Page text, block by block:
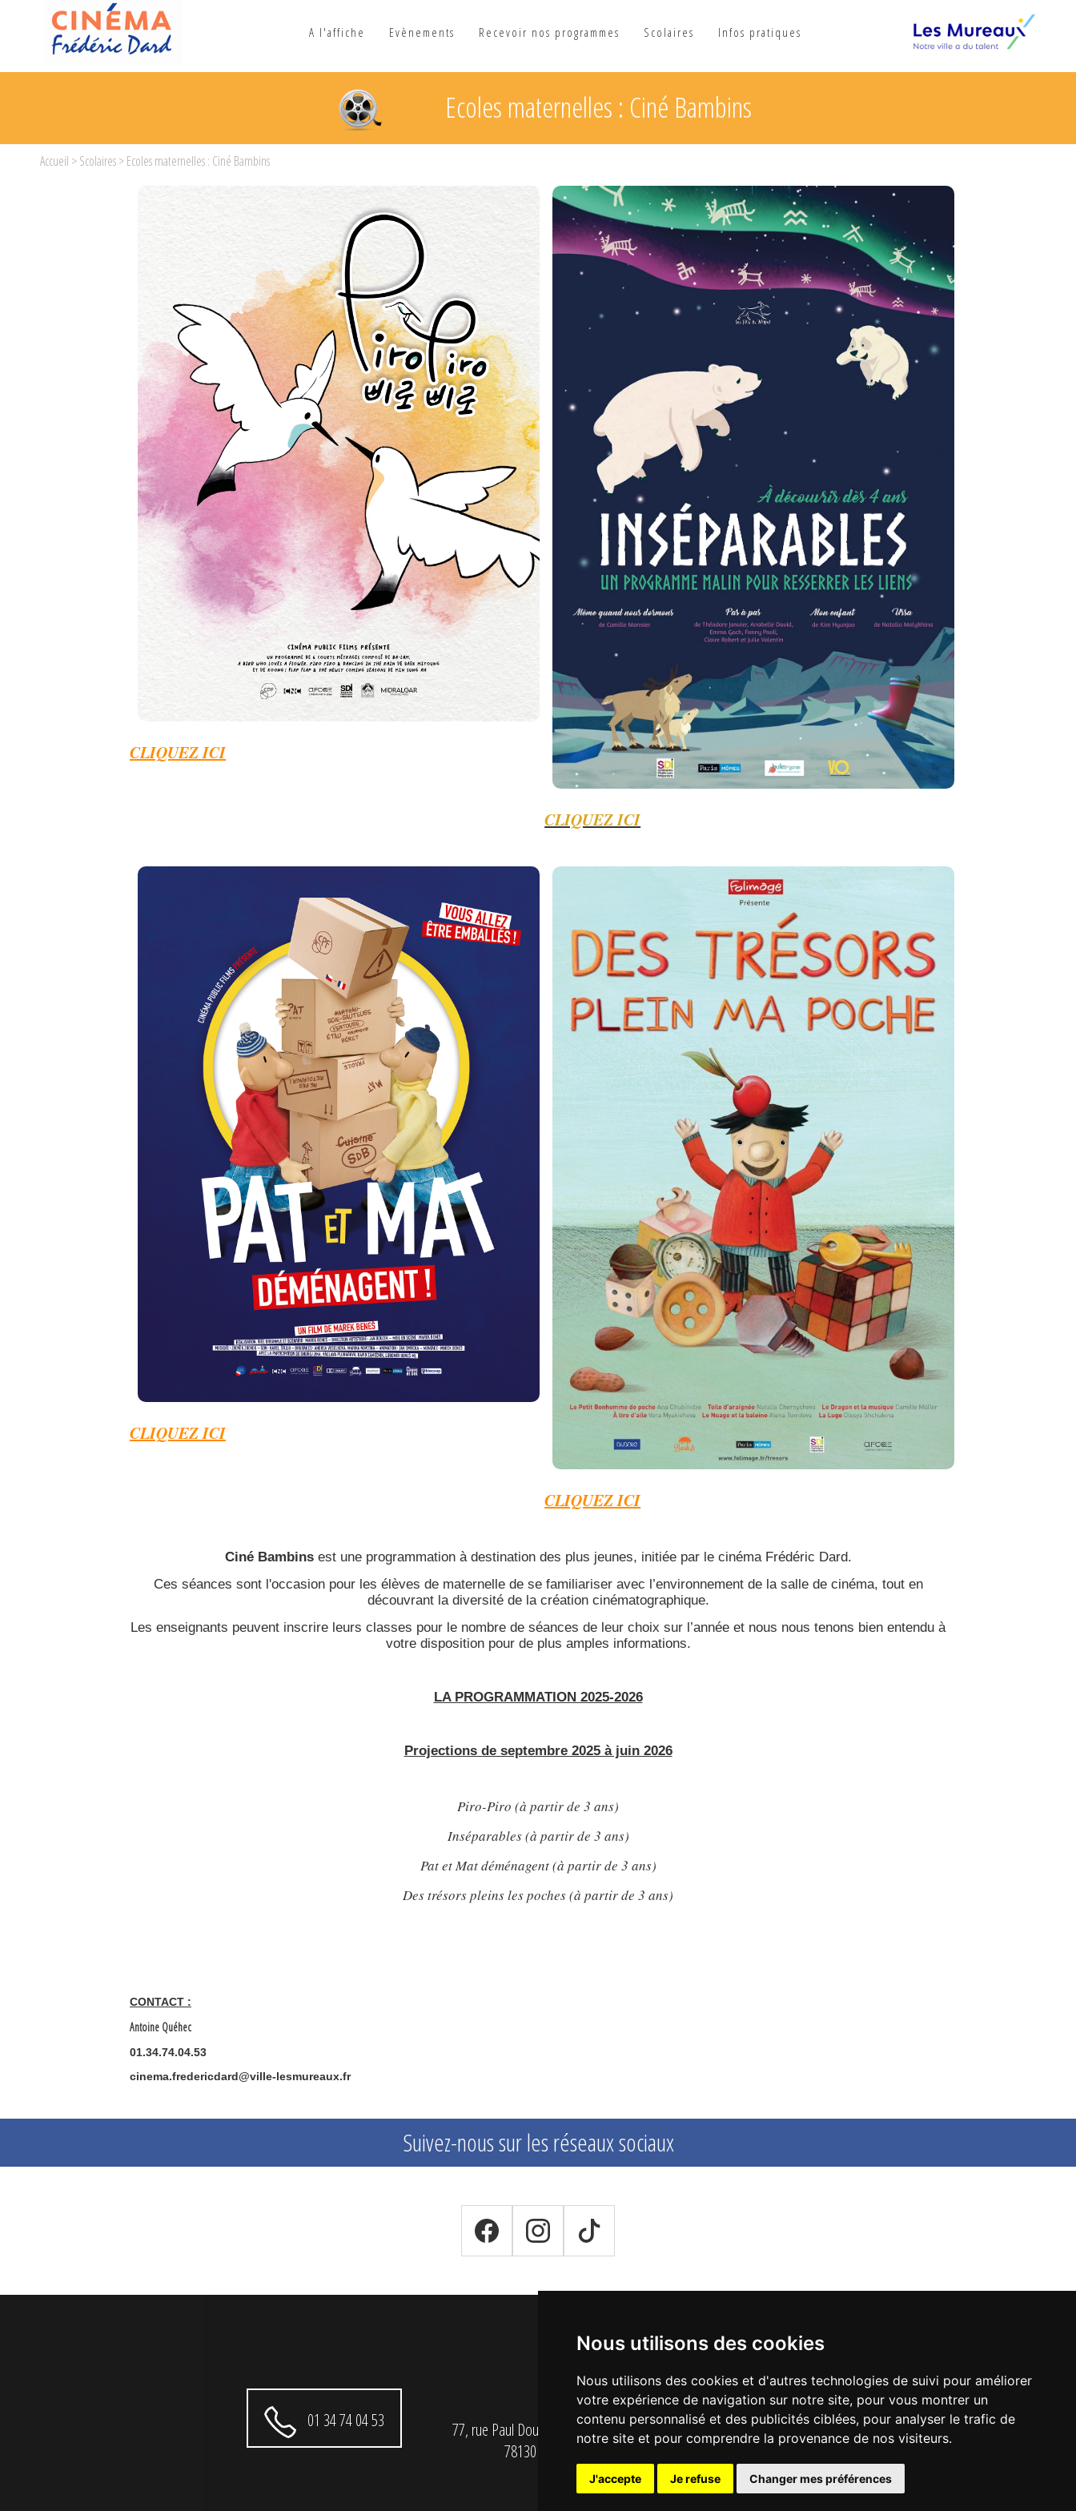
Nous utilisons des cookies
Nous utilisons des cookies et d'autres technologies de suivi pour améliorer
votre expérience de navigation sur notre site, pour vous montrer un
contenu personnalisé et des publicités ciblées, pour analyser le trafic de
notre site et pour comprendre la provenance de nos visiteurs.
J'accepte Je refuse Changer mes préférences
A l'affiche Evènements Recevoir nos programmes Scolaires Infos pratiques
Ecoles maternelles : Ciné Bambins
Accueil > Scolaires> Ecoles maternelles : Ciné Bambins
CLIQUEZ ICI
CLIQUEZ ICI
CLIQUEZ ICI
CLIQUEZ ICI
Ciné Bambinsest une programmation à destination des plus jeunes, initiée par le cinéma Frédéric Dard.
Ces séances sont l'occasionpour les élèves de maternelle de se familiariser avec l’environnement de la salle de cinéma, tout en
découvrant la diversité de la création cinématographique.
Les enseignants peuvent inscrire leurs classes pour le nombre de séances de leur choix sur l’année et nous nous tenons bien entendu à
votre disposition pour de plus amples informations.
LA PROGRAMMATION 2025-2026
Projections de septembre 2025 à juin 2026
Piro-Piro (à partir de 3 ans)
Inséparables (à partir de 3 ans)
Pat et Mat déménagent (à partir de 3 ans)
Des trésors pleins les poches (à partir de 3 ans)
CONTACT :
Antoine Quéhec
01.34.74.04.53
cinema.fredericdard@ville-lesmureaux.fr
Suivez-nous sur les réseaux sociaux
01 34 74 04 53
77, rue Paul Doumer - 56, Bd Victor Hugo
78130 LES MUREAUX
Contactez-nous